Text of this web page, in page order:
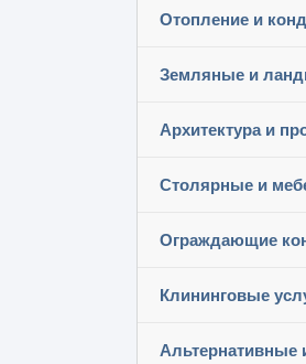
Отопление и
Земляные и
Архитектура и
Столярные и
Ограждающие
Клининговые
Альтернативные